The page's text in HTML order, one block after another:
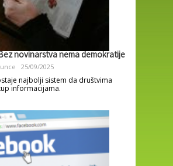
novinarstva nema demokratije
25/09/2025
najbolji sistem da društvima
informacijama.